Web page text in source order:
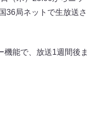
36局ネットで生放送さ
機能で、放送1週間後ま